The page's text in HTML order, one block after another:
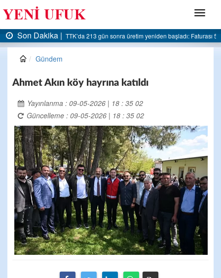
Menü
Son Dakika | AK Parti Ereğli İlçe Başkanlığı’ndan belediyeye sert
Gündem
Ahmet Akın köy hayrına katıldı
Yayınlanma : 09-05-2026 | 18 : 35 02
Güncelleme : 09-05-2026 | 18 : 35 02